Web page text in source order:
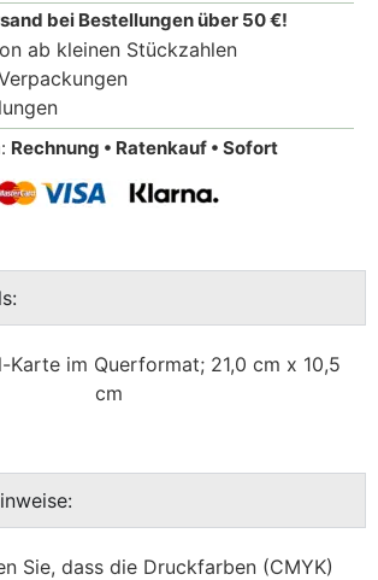
bei Bestellungen über 50 €!
ab kleinen Stückzahlen
Rechnung • Ratenkauf • Sofort
im Querformat; 21,0 cm x 10,5
cm
Sie, dass die Druckfarben (CMYK)